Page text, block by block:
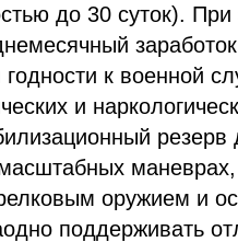
до 30 суток).
годности к военной
и
резерв
оружием и
поддерживать